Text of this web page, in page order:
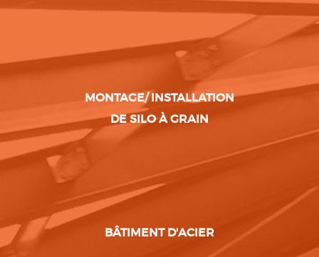
MONTAGE/ INSTALLATION
DE SILO À GRAIN
BÂTIMENT D'ACIER